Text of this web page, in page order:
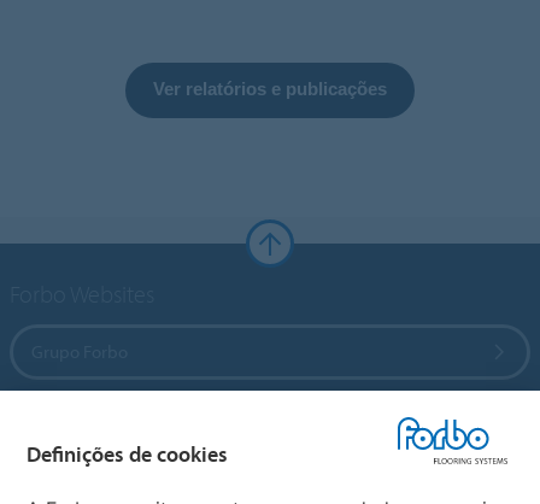
Ver relatórios e publicações
Definições de cookies